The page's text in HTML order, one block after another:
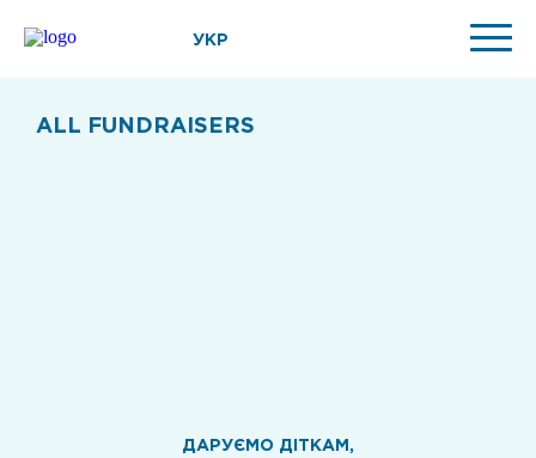
УКР
ALL FUNDRAISERS
ДАРУЄМО ДІТКАМ,